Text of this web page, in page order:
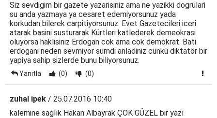
Siz sevdigim bir gazete yazarisiniz ama ne yazikki dogrulari
su anda yazmaya ya cesaret edemiyorsunuz yada
korkudan bilerek carpitiyorsunuz. Evet Gazetecileri iceri
atarak basini susturarak Kürtleri katlederek demeokrasi
oluyorsa haklisiniz Erdogan cok ama cok demokrat. Bati
erdogani neden sevmiyor sumdi anladiniz cünkü diktatör bir
yapiya sahip sizlerde bunu biliyorsunuz.
Yanıtla (0) (0)
zuhal ipek / 25.07.2016 10:40
kalemine sağlık Hakan Albayrak ÇOK GÜZEL bir yazı